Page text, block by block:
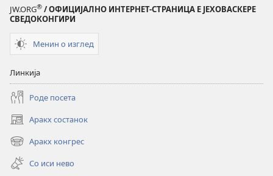
JW.ORG® / ОФИЦИЈАЛНО ИНТЕРНЕТ-СТРАНИЦА Е ЈЕХОВАСКЕРЕ
СВЕДОКОНГИРИ
Менин о изглед
Линкија
Роде посета
Аракх состанок
(opens
new
window)
Аракх конгрес
(opens
new
window)
Со иси нево